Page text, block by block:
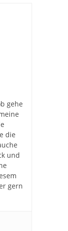
gehe
die
und
gern